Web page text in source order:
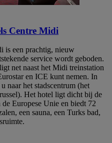
Centre Midi
is een prachtig, nieuw
service wordt geboden.
net naast het Midi treinstation
en ICE kunt nemen. In
naar het stadscentrum (het
Het hotel ligt dicht bij de
Europese Unie en biedt 72
een sauna, een Turks bad,